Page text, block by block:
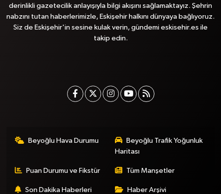
derinlikli gazetecilik anlayışıyla bilgi akışını sağlamaktayız. Şehrin
nabzını tutan haberlerimizle, Eskişehir halkını dünyaya bağlıyoruz.
Siz de Eskişehir'in sesine kulak verin, gündemi eskisehir.es ile
takip edin.
Beyoğlu Hava Durumu
Beyoğlu Trafik Yoğunluk
Haritası
Puan Durumu ve Fikstür Tüm Manşetler
Son Dakika Haberleri Haber Arşivi